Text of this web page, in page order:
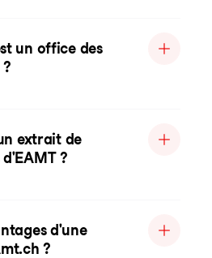
un office des
extrait de
?
d'une
?